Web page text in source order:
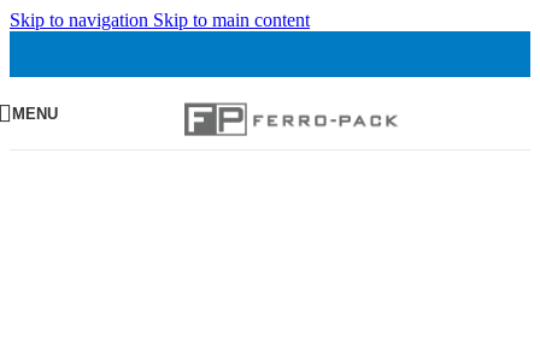
Skip to navigation Skip to main content
MENU